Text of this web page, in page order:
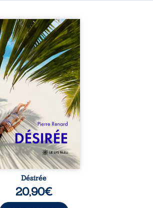
Pierre, jeune retraité,
qu’il est devenu une
femme métissée de
ans. À peine a-t-il
à apprivoiser ce
corps qu’Ange surgit
sa vie et fait vaciller
ses certitudes. Entre
est immédiate,
jusqu’à ce qu’un
familial fasse planer
: et s’ils étaient
demi-frère et ...
Désirée
20,90€